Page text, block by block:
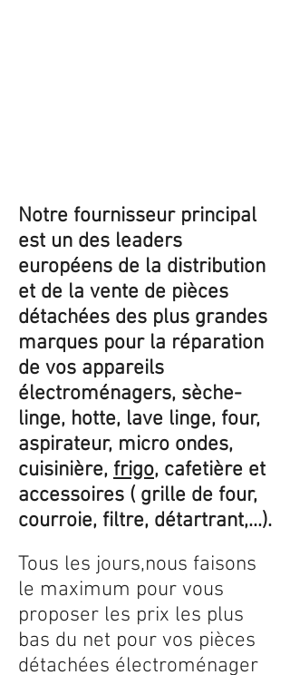
Notre fournisseur principal
est un des leaders
européens de la distribution
et de la vente de pièces
détachées des plus grandes
marques pour la réparation
de vos appareils
électroménagers, sèche-
linge, hotte, lave linge, four,
aspirateur, micro ondes,
cuisinière, frigo, cafetière et
accessoires ( grille de four,
courroie, filtre, détartrant,...).
Tous les jours,nous faisons
le maximum pour vous
proposer les prix les plus
bas du net pour vos pièces
détachées électroménager